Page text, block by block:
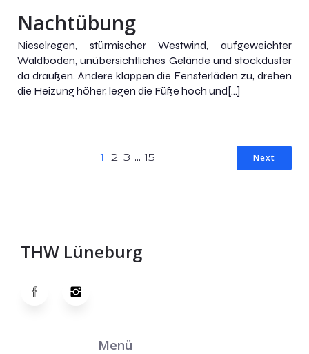
Nachtübung
Nieselregen, stürmischer Westwind, aufgeweichter
Waldboden, unübersichtliches Gelände und stockduster
da draußen. Andere klappen die Fensterläden zu, drehen
die Heizung höher, legen die Füße hoch und[…]
1 2 3 … 15 Next
THW Lüneburg
Menü